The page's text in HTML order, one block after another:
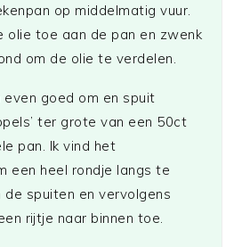
op middelmatig vuur.
olie toe aan de pan en zwenk
om de olie te verdelen.
even goed om en spuit
ter grote van een 50ct
pan. Ik vind het
een heel rondje langs te
de spuiten en vervolgens
rijtje naar binnen toe.